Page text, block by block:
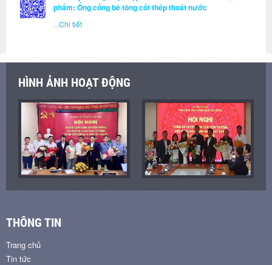
phẩm: Ống cống bê tông cốt thép thoát nước
Chi tiết
HÌNH ẢNH HOẠT ĐỘNG
THÔNG TIN
Trang chủ
Tin tức